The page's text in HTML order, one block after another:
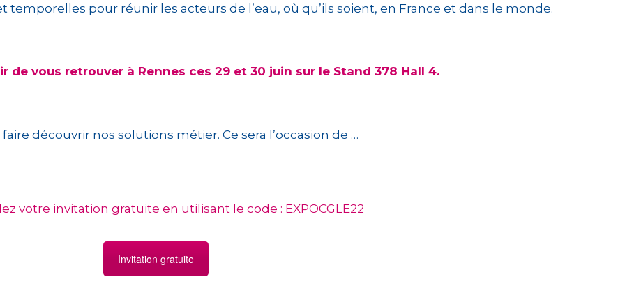
pour réunir les acteurs de l’eau, où qu’ils soient, en France et dans le monde.
de vous retrouver à Rennes ces 29 et 30 juin sur le Stand 378 Hall 4.
découvrir nos solutions métier. Ce sera l’occasion de …
votre invitation gratuite en utilisant le code : EXPOCGLE22
Invitation gratuite